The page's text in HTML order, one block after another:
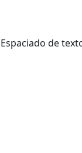
Espaciado de